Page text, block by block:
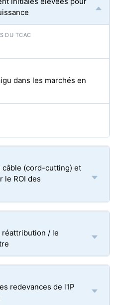
dans les marchés en
câble (cord-cutting) et
le ROI des
/ le
redevances de l'IP